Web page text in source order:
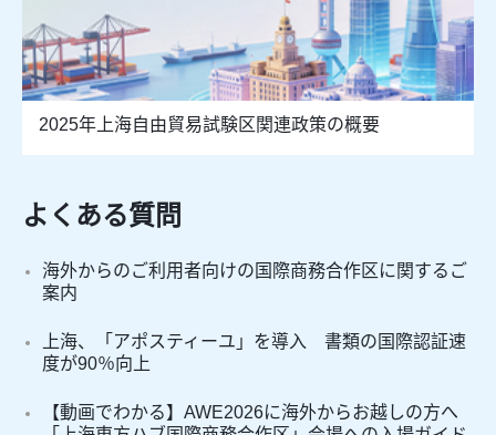
2025年上海自由貿易試験区関連政策の概要
よくある質問
海外からのご利用者向けの国際商務合作区に関するご
案内
上海、「アポスティーユ」を導入 書類の国際認証速
度が90％向上
【動画でわかる】AWE2026に海外からお越しの方へ